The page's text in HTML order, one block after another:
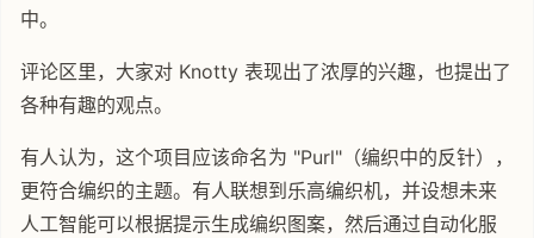
中。
评论区里，大家对 Knotty 表现出了浓厚的兴趣，也提出了
各种有趣的观点。
有人认为，这个项目应该命名为 "Purl"（编织中的反针），
更符合编织的主题。有人联想到乐高编织机，并设想未来
人工智能可以根据提示生成编织图案，然后通过自动化服